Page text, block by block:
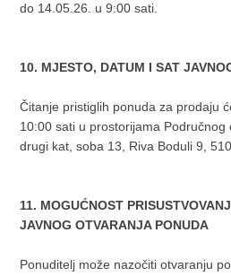
do 14.05.26. u 9:00 sati.
10. MJESTO, DATUM I SAT
Čitanje pristiglih ponuda za prodaju
10:00 sati u prostorijama Područnog
drugi kat, soba 13, Riva Boduli 9,
11. MOGUĆNOST
JAVNOG OTVARANJA PONUDA
Ponuditelj može nazočiti otvaranju